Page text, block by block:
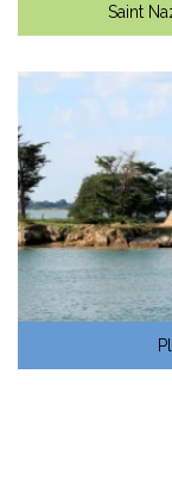
Saint